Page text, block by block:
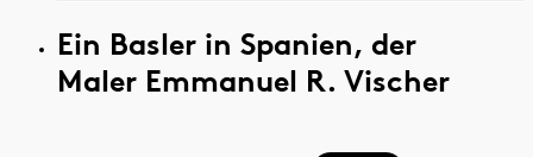
Ein Basler in Spanien, der
Maler Emmanuel R. Vischer